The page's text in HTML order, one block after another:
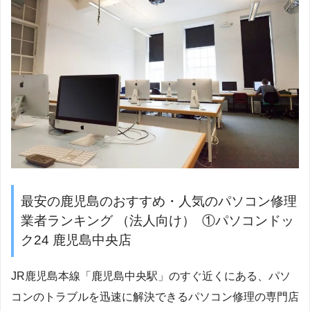
最安の鹿児島のおすすめ・人気のパソコン修理
業者ランキング （法人向け） ①パソコンドッ
ク24 鹿児島中央店
JR鹿児島本線「鹿児島中央駅」のすぐ近くにある、パソ
コンのトラブルを迅速に解決できるパソコン修理の専門店